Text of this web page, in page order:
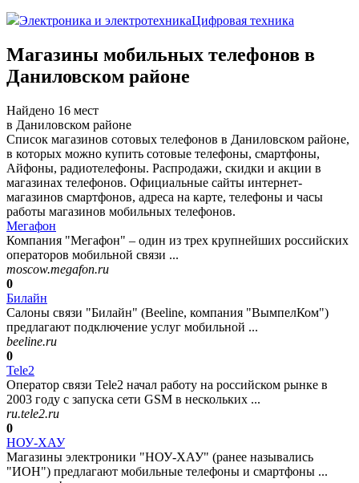
Электроника и электротехникаЦифровая техника
Магазины мобильных телефонов в
Даниловском районе
Найдено 16 мест
в Даниловском районе
Список магазинов сотовых телефонов в Даниловском районе,
в которых можно купить сотовые телефоны, смартфоны,
Айфоны, радиотелефоны. Распродажи, скидки и акции в
магазинах телефонов. Официальные сайты интернет-
магазинов смартфонов, адреса на карте, телефоны и часы
работы магазинов мобильных телефонов.
Мегафон
Компания "Мегафон" – один из трех крупнейших российских
операторов мобильной связи ...
moscow.megafon.ru
0
Билайн
Салоны связи "Билайн" (Beeline, компания "ВымпелКом")
предлагают подключение услуг мобильной ...
beeline.ru
0
Tele2
Оператор связи Tele2 начал работу на российском рынке в
2003 году с запуска сети GSM в нескольких ...
ru.tele2.ru
0
НОУ-ХАУ
Магазины электроники "НОУ-ХАУ" (ранее назывались
"ИОН") предлагают мобильные телефоны и смартфоны ...